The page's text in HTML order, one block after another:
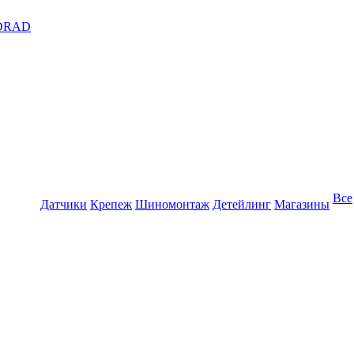
Датчики Крепеж Шиномонтаж Детейлинг Магазины Все